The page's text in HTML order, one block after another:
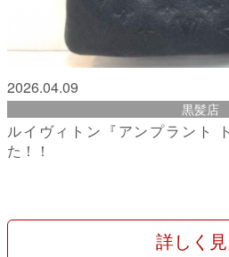
2026.04.09
黒髪店
ルイヴィトン『アンプラント
た！！
詳しく